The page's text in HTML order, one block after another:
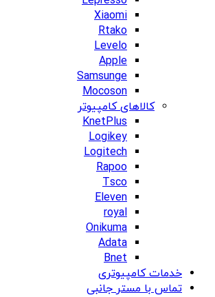
Xiaomi
Rtako
Levelo
Apple
Samsunge
Mocoson
کالاهای کامپیوتر
KnetPlus
Logikey
Logitech
Rapoo
Tsco
Eleven
royal
Onikuma
Adata
Bnet
خدمات کامپیوتری
تماس با مستر جانبی